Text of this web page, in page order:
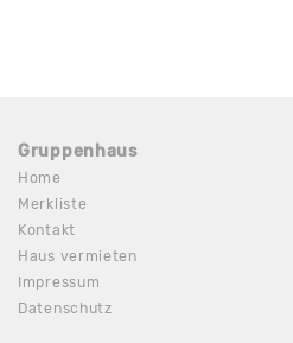
Gruppenhaus
Home
Merkliste
Kontakt
Haus vermieten
Impressum
Datenschutz